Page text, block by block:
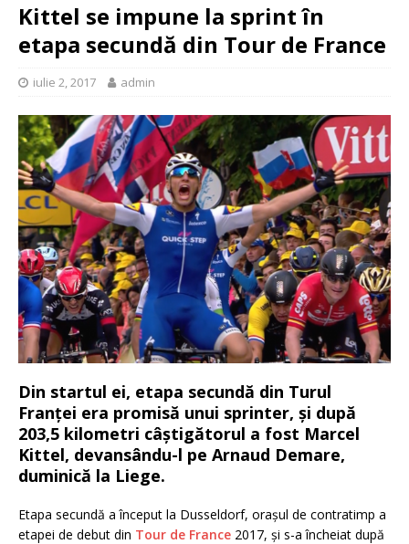
Kittel se impune la sprint în
etapa secundă din Tour de France
iulie 2, 2017 admin
Din startul ei, etapa secundă din Turul
Franței era promisă unui sprinter, și după
203,5 kilometri câștigătorul a fost Marcel
Kittel, devansându-l pe Arnaud Demare,
duminică la Liege.
Etapa secundă a început la Dusseldorf, orașul de contratimp a
etapei de debut din Tour de France 2017, și s-a încheiat după